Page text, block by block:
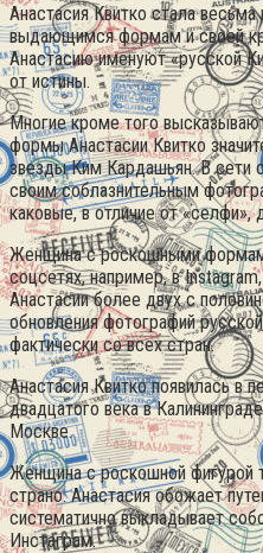
Анастасия Квитко стала весьма
выдающимся формам и своей
Анастасию именуют «русской
от истины.
Многие кроме того
формы Анастасии Квитко
звезды Ким Кардашьян. В сети
своим соблазнительным
каковые, в отличие от
Женщина с роскошными
соцсетях, например, в
Анастасии более двух с
обновления фотографий
фактически со всех стран.
Анастасия Квитко появилась в
двадцатого века в
Москве.
Женщина с роскошной фигурой
страно. Анастасия обожает
систематично выкладывает
Инстаграм.